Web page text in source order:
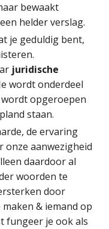
bewaakt
helder verslag.
je geduldig bent,
juridische
wordt onderdeel
opgeroepen
staan.
de ervaring
onze aanwezigheid
daardoor al
woorden te
door
& iemand op
fungeer je ook als